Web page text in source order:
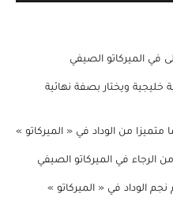
في الميركاتو الصيفي
خليجية ويختار بصفة نهائية
من الوداد في « الميركاتو »
في الميركاتو الصيفي
الوداد في « الميركاتو »